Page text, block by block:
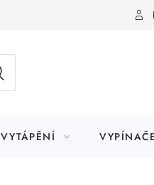
VYTÁPĚNÍ VYPÍNAČE